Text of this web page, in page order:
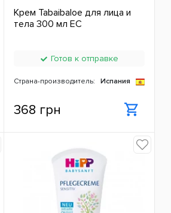
Крем Tabaibaloe для лица и
тела 300 мл ЕС
Готов к отправке
Страна-производитель: Испания
368 грн